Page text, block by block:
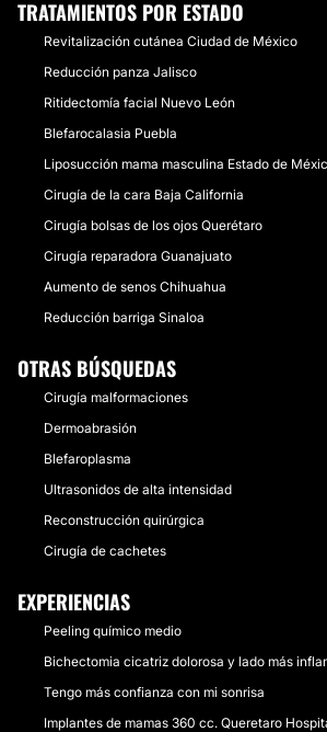
TRATAMIENTOS POR ESTADO
Revitalización cutánea Ciudad de México
Reducción panza Jalisco
Ritidectomía facial Nuevo León
Blefarocalasia Puebla
Liposucción mama masculina Estado de
Cirugía de la cara Baja California
Cirugía bolsas de los ojos Querétaro
Cirugía reparadora Guanajuato
Aumento de senos Chihuahua
Reducción barriga Sinaloa
OTRAS BÚSQUEDAS
Cirugía malformaciones
Dermoabrasión
Blefaroplasma
Ultrasonidos de alta intensidad
Reconstrucción quirúrgica
Cirugía de cachetes
EXPERIENCIAS
Peeling químico medio
Bichectomia cicatriz dolorosa y lado más
Tengo más confianza con mi sonrisa
Implantes de mamas 360 cc. Queretaro